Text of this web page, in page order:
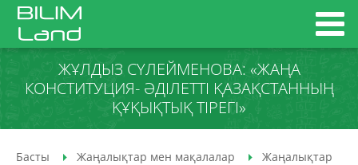
ЖҰЛДЫЗ СҮЛЕЙМЕНОВА: «ЖАҢА
КОНСТИТУЦИЯ- ӘДІЛЕТТІ ҚАЗАҚСТАННЫҢ
ҚҰҚЫҚТЫҚ ТІРЕГІ»
Басты Жаңалықтар мен мақалалар Жаңалықтар